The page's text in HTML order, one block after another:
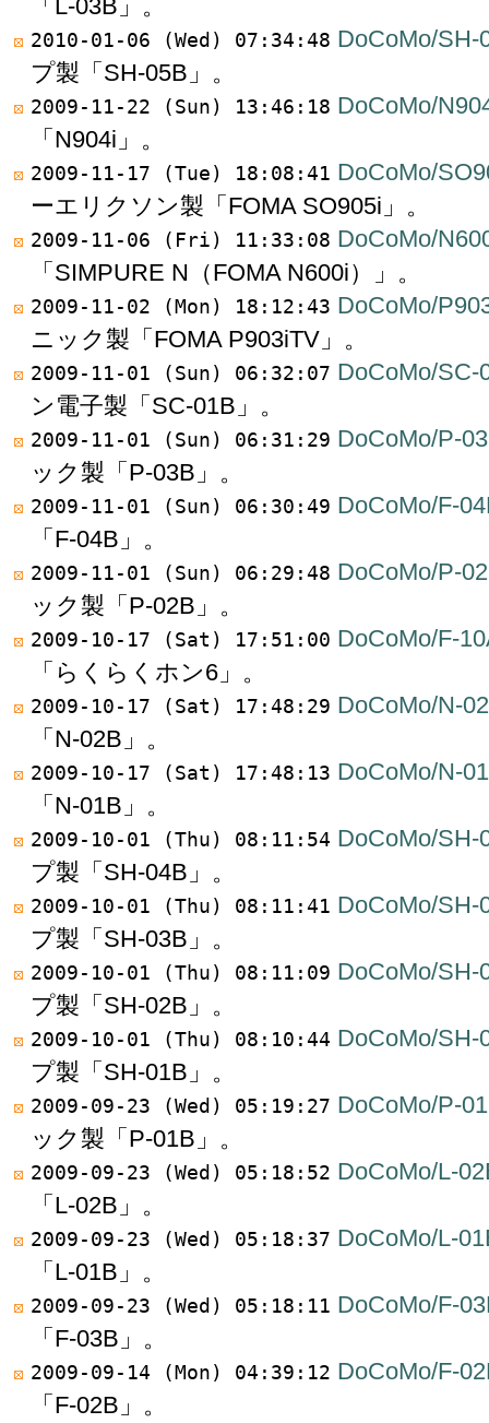
「L-03B」。
2010-01-06 (Wed) 07:34:48 DoCoMo/SH-
プ製「SH-05B」。
2009-11-22 (Sun) 13:46:18 DoCoMo/
「N904i」。
2009-11-17 (Tue) 18:08:41 DoCoMo/
ーエリクソン製「FOMA SO905i」。
2009-11-06 (Fri) 11:33:08 DoCoMo/
「SIMPURE N（FOMA N600i）」。
2009-11-02 (Mon) 18:12:43 DoCoMo/
ニック製「FOMA P903iTV」。
2009-11-01 (Sun) 06:32:07 DoCoMo/SC-
ン電子製「SC-01B」。
2009-11-01 (Sun) 06:31:29 DoCoMo/P-
ック製「P-03B」。
2009-11-01 (Sun) 06:30:49 DoCoMo/F-
「F-04B」。
2009-11-01 (Sun) 06:29:48 DoCoMo/P-
ック製「P-02B」。
2009-10-17 (Sat) 17:51:00 DoCoMo/F-
「らくらくホン6」。
2009-10-17 (Sat) 17:48:29 DoCoMo/N-
「N-02B」。
2009-10-17 (Sat) 17:48:13 DoCoMo/N-
「N-01B」。
2009-10-01 (Thu) 08:11:54 DoCoMo/SH-
プ製「SH-04B」。
2009-10-01 (Thu) 08:11:41 DoCoMo/SH-
プ製「SH-03B」。
2009-10-01 (Thu) 08:11:09 DoCoMo/SH-
プ製「SH-02B」。
2009-10-01 (Thu) 08:10:44 DoCoMo/SH-
プ製「SH-01B」。
2009-09-23 (Wed) 05:19:27 DoCoMo/P-
ック製「P-01B」。
2009-09-23 (Wed) 05:18:52 DoCoMo/L-
「L-02B」。
2009-09-23 (Wed) 05:18:37 DoCoMo/L-
「L-01B」。
2009-09-23 (Wed) 05:18:11 DoCoMo/F-
「F-03B」。
2009-09-14 (Mon) 04:39:12 DoCoMo/F-
「F-02B」。